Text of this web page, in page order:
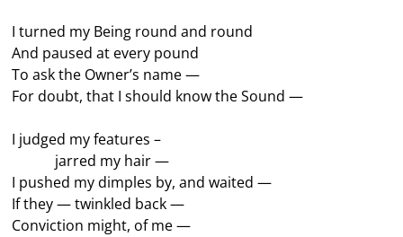
I turned my Being round and round
And paused at every pound
To ask the Owner’s name —
For doubt, that I should know the Sound —
I judged my features –
jarred my hair —
I pushed my dimples by, and waited —
If they — twinkled back —
Conviction might, of me —